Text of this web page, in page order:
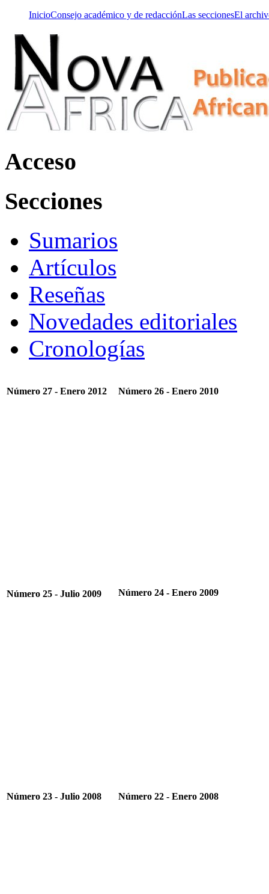
InicioConsejo académico y de redacciónLas seccionesEl
Acceso
Secciones
Sumarios
Artículos
Reseñas
Novedades editoriales
Cronologías
Número 27 - Enero 2012 Número 26 - Enero 2010
Número 25 - Julio 2009 Número 24 - Enero 2009
Número 23 - Julio 2008 Número 22 - Enero 2008